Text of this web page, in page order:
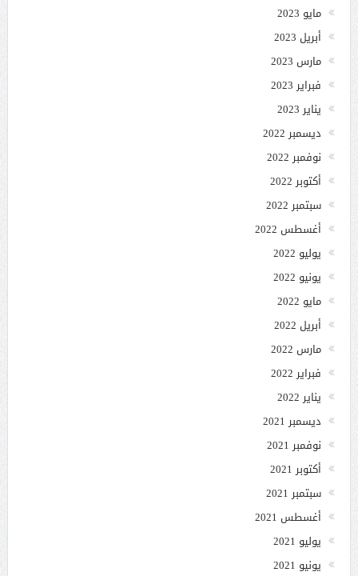
مايو 2023
أبريل 2023
مارس 2023
فبراير 2023
يناير 2023
ديسمبر 2022
نوفمبر 2022
أكتوبر 2022
سبتمبر 2022
أغسطس 2022
يوليو 2022
يونيو 2022
مايو 2022
أبريل 2022
مارس 2022
فبراير 2022
يناير 2022
ديسمبر 2021
نوفمبر 2021
أكتوبر 2021
سبتمبر 2021
أغسطس 2021
يوليو 2021
يونيو 2021